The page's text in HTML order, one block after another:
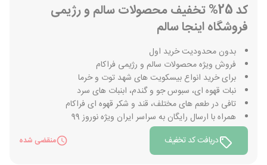
کد 25% تخفیف محصولات سالم و رژیمی
فروشگاه اینجا سالم
بدون محدودیت خرید اول
فروش ویژه محصولات سالم و رژیمی فراکام
برای خرید انواع بیسکویت های شهد توت و خرما
نبات قهوه ای، سبوس جو و گندم، ابنبات های سرد
تافی در طعم های مختلف، قند و شکر قهوه ای فراکام
همراه با ارسال رایگان به سراسر ایران ویژه نوروز 99
دریافت کد تخفیف
منقضی شده